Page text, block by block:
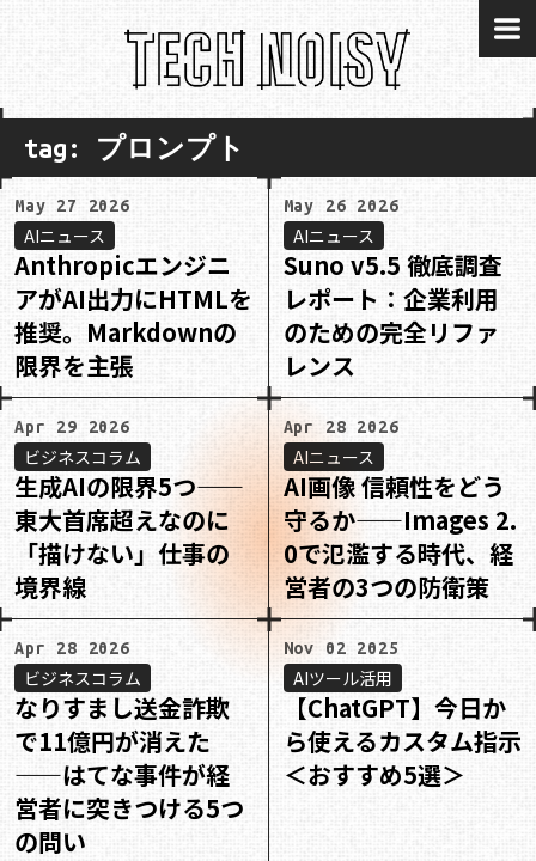
tag: プロンプト
May 27 2026
AIニュース
Anthropicエンジニ
アがAI出力にHTMLを
推奨。Markdownの
限界を主張
May 26 2026
AIニュース
Suno v5.5 徹底調査
レポート：企業利用
のための完全リファ
レンス
Apr 29 2026
ビジネスコラム
生成AIの限界5つ——
東大首席超えなのに
「描けない」仕事の
境界線
Apr 28 2026
AIニュース
AI画像 信頼性をどう
守るか——Images 2.
0で氾濫する時代、経
営者の3つの防衛策
Apr 28 2026
ビジネスコラム
なりすまし送金詐欺
で11億円が消えた
——はてな事件が経
営者に突きつける5つ
の問い
Nov 02 2025
AIツール活用
【ChatGPT】今日か
ら使えるカスタム指示
＜おすすめ5選＞